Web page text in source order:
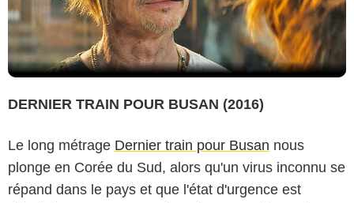
DERNIER TRAIN POUR BUSAN (2016)
Le long métrage Dernier train pour Busan nous
plonge en Corée du Sud, alors qu'un virus inconnu se
répand dans le pays et que l'état d'urgence est